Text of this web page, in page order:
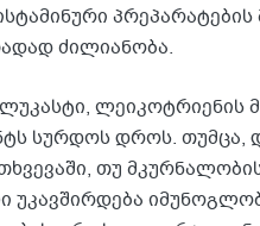
ძილიანობა.
ლეიკოტრიენის
სურდოს დროს. თუმცა,
თუ
უკავშირდება